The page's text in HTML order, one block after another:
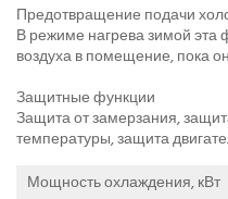
Предотвращение подачи
В режиме нагрева зимой
воздуха в помещение, пока
Защитные функции
Защита от замерзания,
температуры, защита
Мощность охлаждения, кВт